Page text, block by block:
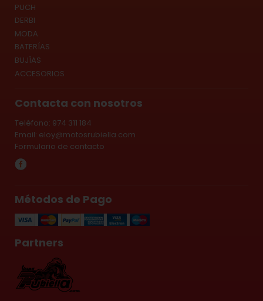
PUCH
DERBI
MODA
BATERÍAS
BUJÍAS
ACCESORIOS
Contacta con nosotros
Teléfono: 974 311 184
Email: eloy@motosrubiella.com
Formulario de contacto
Métodos de Pago
Partners